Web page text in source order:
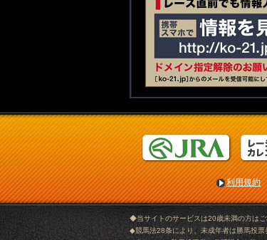
利用規約
◆当サイトのサービスは20歳未満の方はご
◆競馬法28条により、未成年者は勝馬投票